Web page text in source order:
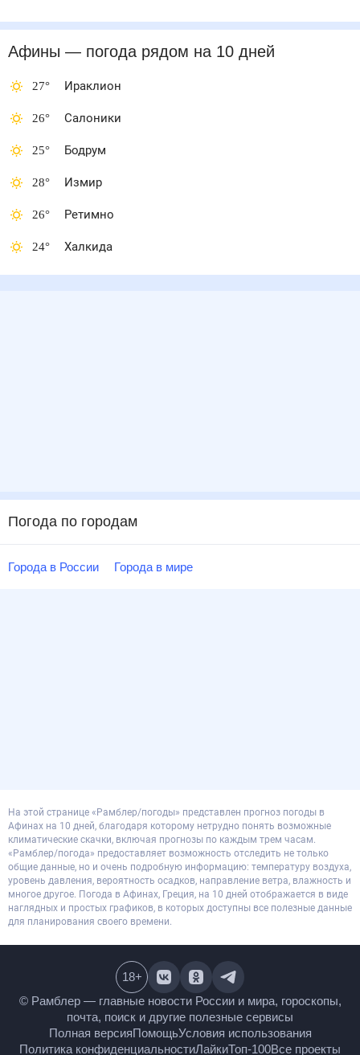
Афины — погода рядомна 10 дней
27° Ираклион
26° Салоники
25° Бодрум
28° Измир
26° Ретимно
24° Халкида
Погода по городам
Города в России Города в мире
На этой странице «Рамблер/погоды» представлен прогноз погоды в
Афинах на 10 дней, благодаря которому нетрудно понять возможные
климатические скачки, включая прогнозы по каждым трем часам.
«Рамблер/погода» предоставляет возможность отследить не только
общие данные, но и очень подробную информацию: температуру воздуха,
уровень давления, вероятность осадков, направление ветра, влажность и
многое другое. Погода в Афинах, Греция, на 10 дней отображается в виде
наглядных и простых графиков, в которых доступны все полезные данные
для планирования своего времени.
© Рамблер — главные новости России и мира,
гороскопы, почта, поиск и другие полезные сервисы
Полная версияПомощьУсловия использования
Политика конфиденциальностиЛайкиТоп-100
18+